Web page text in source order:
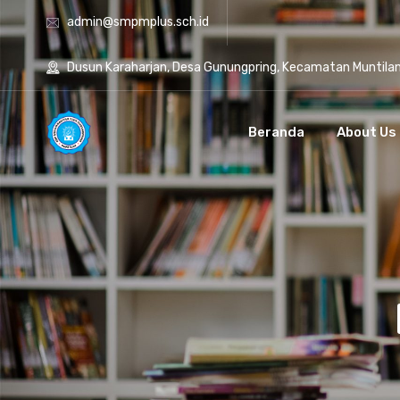
admin@smpmplus.sch.id
Dusun Karaharjan, Desa Gunungpring, Kecamatan
Beranda About Us